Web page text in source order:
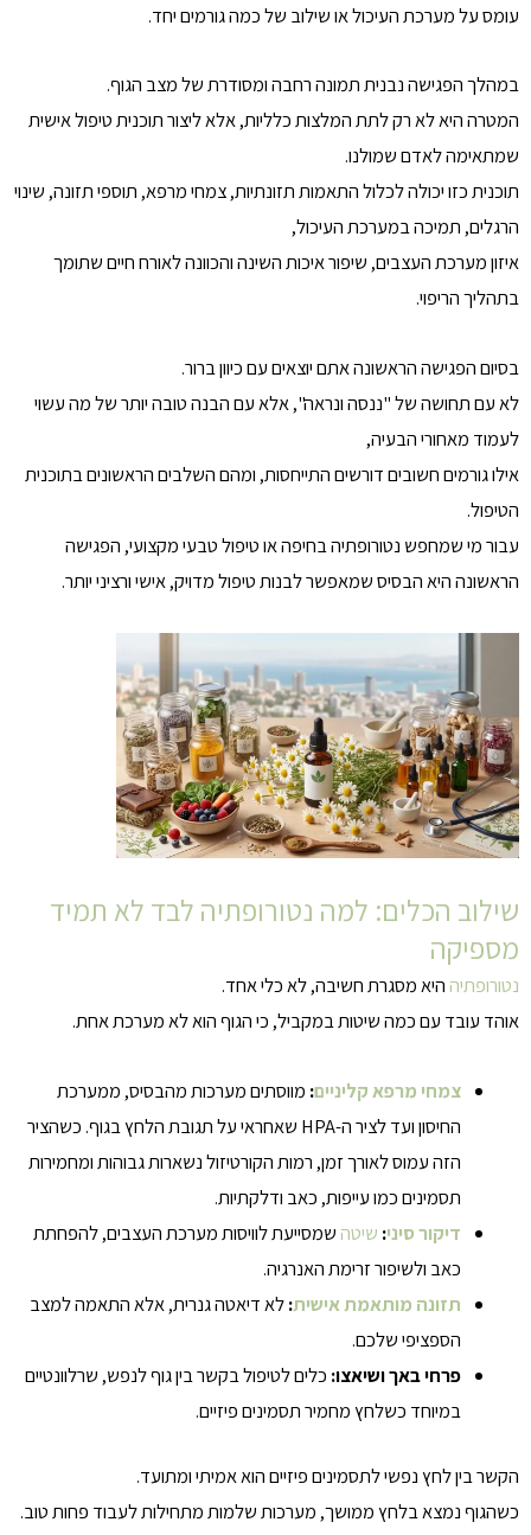
עומס על מערכת העיכול או שילוב של כמה גורמים יחד.
במהלך הפגישה נבנית תמונה רחבה ומסודרת של מצב הגוף.
המטרה היא לא רק לתת המלצות כלליות, אלא ליצור תוכנית טיפול אישית
שמתאימה לאדם שמולנו.
תוכנית כזו יכולה לכלול התאמות תזונתיות, צמחי מרפא, תוספי תזונה, שינוי
הרגלים, תמיכה במערכת העיכול,
איזון מערכת העצבים, שיפור איכות השינה והכוונה לאורח חיים שתומך
בתהליך הריפוי.
בסיום הפגישה הראשונה אתם יוצאים עם כיוון ברור.
לא עם תחושה של "ננסה ונראה", אלא עם הבנה טובה יותר של מה עשוי
לעמוד מאחורי הבעיה,
אילו גורמים חשובים דורשים התייחסות, ומהם השלבים הראשונים בתוכנית
הטיפול.
עבור מי שמחפש נטורופתיה בחיפה או טיפול טבעי מקצועי, הפגישה
הראשונה היא הבסיס שמאפשר לבנות טיפול מדויק, אישי ורציני יותר.
שילוב הכלים: למה נטורופתיה לבד לא תמיד
מספיקה
נטורופתיה היא מסגרת חשיבה, לא כלי אחד.
אוהד עובד עם כמה שיטות במקביל, כי הגוף הוא לא מערכת אחת.
צמחי מרפא קליניים: מווסתים מערכות מהבסיס, ממערכת
החיסון ועד לציר ה-HPA שאחראי על תגובת הלחץ בגוף. כשהציר
הזה עמוס לאורך זמן, רמות הקורטיזול נשארות גבוהות ומחמירות
תסמינים כמו עייפות, כאב ודלקתיות.
דיקור סיני: שיטה שמסייעת לוויסות מערכת העצבים, להפחתת
כאב ולשיפור זרימת האנרגיה.
תזונה מותאמת אישית:לא דיאטה גנרית, אלא התאמה למצב
הספציפי שלכם.
פרחי באך ושיאצו: כלים לטיפול בקשר בין גוף לנפש, שרלוונטיים
במיוחד כשלחץ מחמיר תסמינים פיזיים.
הקשר בין לחץ נפשי לתסמינים פיזיים הוא אמיתי ומתועד.
כשהגוף נמצא בלחץ ממושך, מערכות שלמות מתחילות לעבוד פחות טוב.